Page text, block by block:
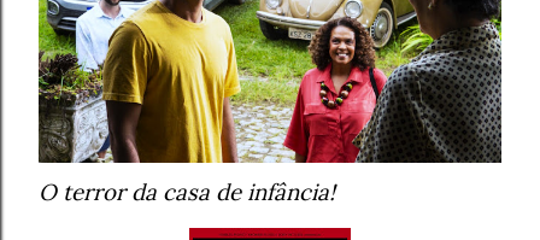
O terror da casa de infância!